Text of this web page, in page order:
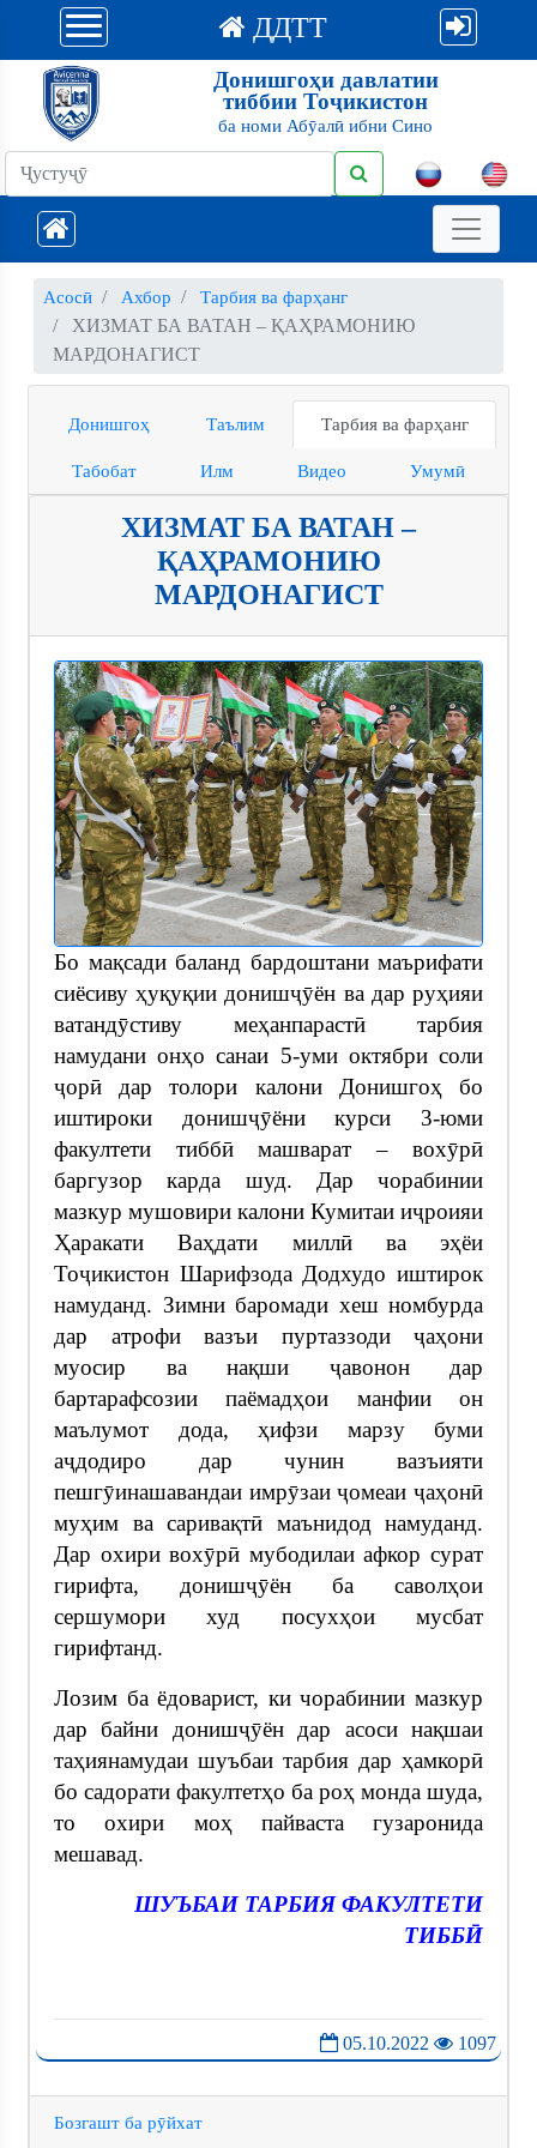
ДДТТ
Донишгоҳи давлатии
тиббии Тоҷикистон
ба номи Абӯалӣ ибни Сино
Асосӣ Ахбор Тарбия ва фарҳанг
ХИЗМАТ БА ВАТАН – ҚАҲРАМОНИЮ
МАРДОНАГИСТ
Донишгоҳ Таълим Тарбия ва фарҳанг
Табобат Илм Видео Умумӣ
ХИЗМАТ БА ВАТАН –
ҚАҲРАМОНИЮ
МАРДОНАГИСТ
Бо мақсади баланд бардоштани маърифати
сиёсиву ҳуқуқии донишҷӯён ва дар руҳияи
ватандӯстиву меҳанпарастӣ тарбия
намудани онҳо санаи 5-уми октябри соли
ҷорӣ дар толори калони Донишгоҳ бо
иштироки донишҷӯёни курси 3-юми
факултети тиббӣ машварат – вохӯрӣ
баргузор карда шуд. Дар чорабинии
мазкур мушовири калони Кумитаи иҷроияи
Ҳаракати Ваҳдати миллӣ ва эҳёи
Тоҷикистон Шарифзода Додхудо иштирок
намуданд. Зимни баромади хеш номбурда
дар атрофи вазъи пуртаззоди ҷаҳони
муосир ва нақши ҷавонон дар
бартарафсозии паёмадҳои манфии он
маълумот дода, ҳифзи марзу буми
аҷдодиро дар чунин вазъияти
пешгӯинашавандаи имрӯзаи ҷомеаи ҷаҳонӣ
муҳим ва саривақтӣ маънидод намуданд.
Дар охири вохӯрӣ мубодилаи афкор сурат
гирифта, донишҷӯён ба саволҳои
сершумори худ посухҳои мусбат
гирифтанд.
Лозим ба ёдоварист, ки чорабинии мазкур
дар байни донишҷӯён дар асоси нақшаи
таҳиянамудаи шуъбаи тарбия дар ҳамкорӣ
бо садорати факултетҳо ба роҳ монда шуда,
то охири моҳ пайваста гузаронида
мешавад.
ШУЪБАИ ТАРБИЯФАКУЛТЕТИ
ТИББӢ
05.10.2022 1097
Бозгашт ба рӯйхат